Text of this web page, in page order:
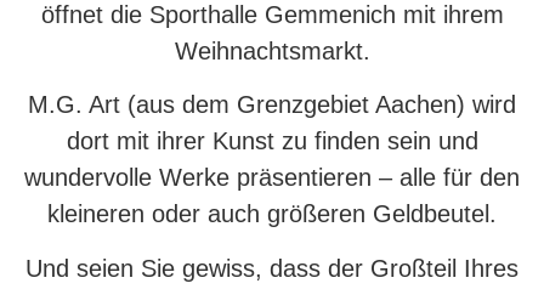
öffnet die Sporthalle Gemmenich mit ihrem
Weihnachtsmarkt.
M.G. Art (aus dem Grenzgebiet Aachen) wird
dort mit ihrer Kunst zu finden sein und
wundervolle Werke präsentieren – alle für den
kleineren oder auch größeren Geldbeutel.
Und seien Sie gewiss, dass der Großteil Ihres